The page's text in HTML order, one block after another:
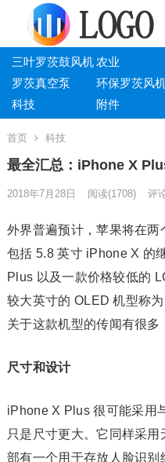
三叶罗茨鼓风机农业
罗茨真空泵
环保罗茨风
科技
附件
首页 科技
最全汇总：iPhone X
2018年7月28日 阅读(1708) 评
外界普遍预计，苹果将在两
包括 5.8 英寸 iPhone X 的
Plus 以及一款价格较低的
较大英寸的 OLED 机型称
关于这款机型的传闻有很多
尺寸和设计
iPhone X Plus 很可能采用
只是尺寸更大。它同样采
部有一个用于存放人脸识别